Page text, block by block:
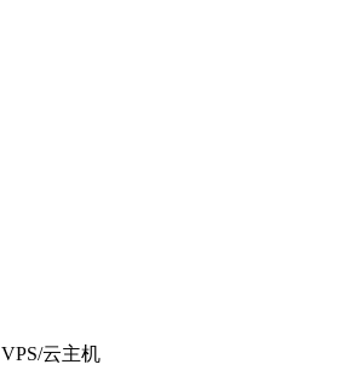
VPS/云主机